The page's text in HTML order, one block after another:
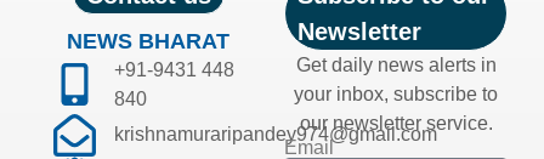
NEWS BHARAT
+91-9431 448
840
krishnamuraripandey974@gmail.com
Newsletter
Get daily news alerts in
your inbox, subscribe to
our newsletter service.
Email